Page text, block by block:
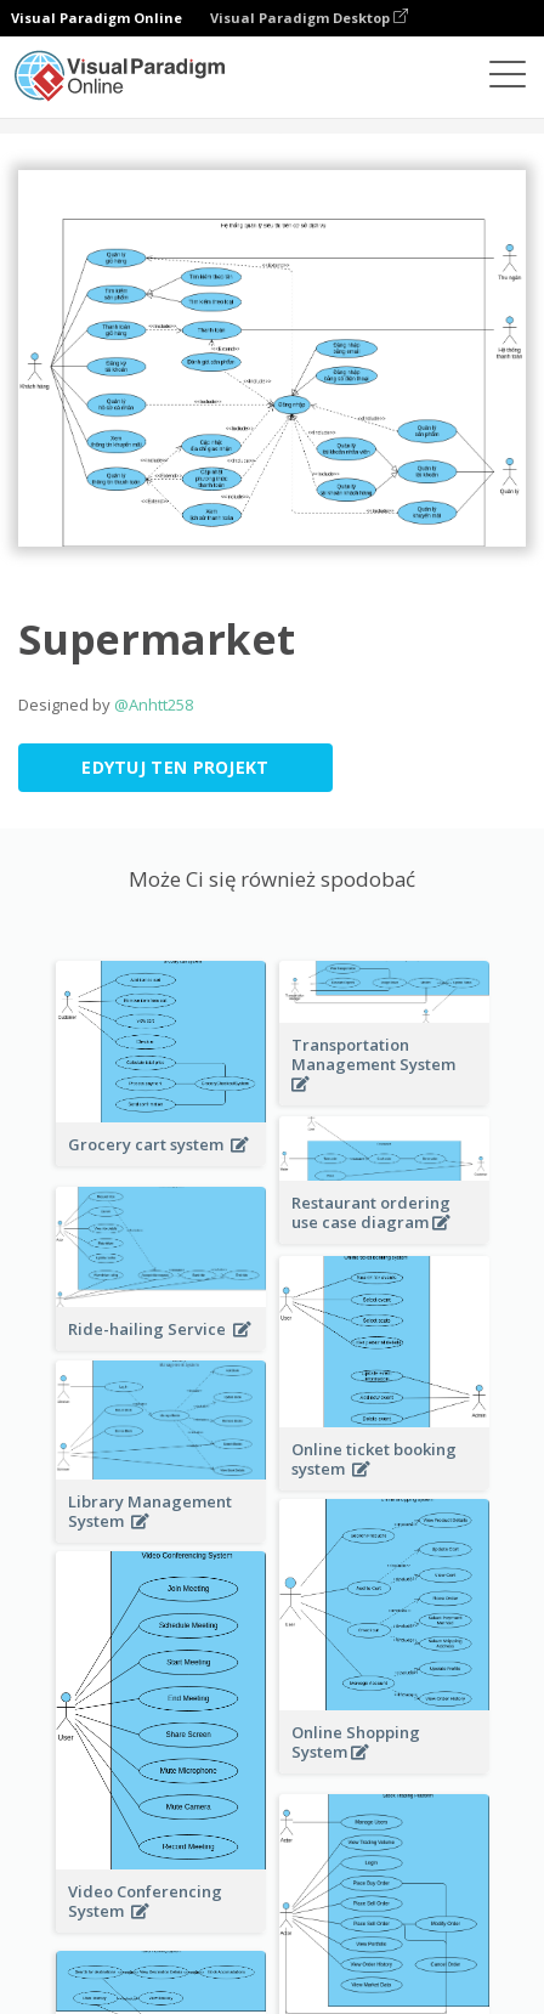
Visual Paradigm Online Visual Paradigm Desktop
Supermarket
Designed by @Anhtt258
EDYTUJ TEN PROJEKT
Może Ci się również spodobać
Grocery cart system
Transportation
Management System
Restaurant ordering
use case diagram
Ride-hailing Service
Online ticket booking
system
Library Management
System
Online Shopping
System
Video Conferencing
System